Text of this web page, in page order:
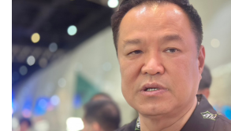
เพียงแต่ ‘หมาก’ นั้นไม่ได้วางไว้แค่ชั้นเดียว